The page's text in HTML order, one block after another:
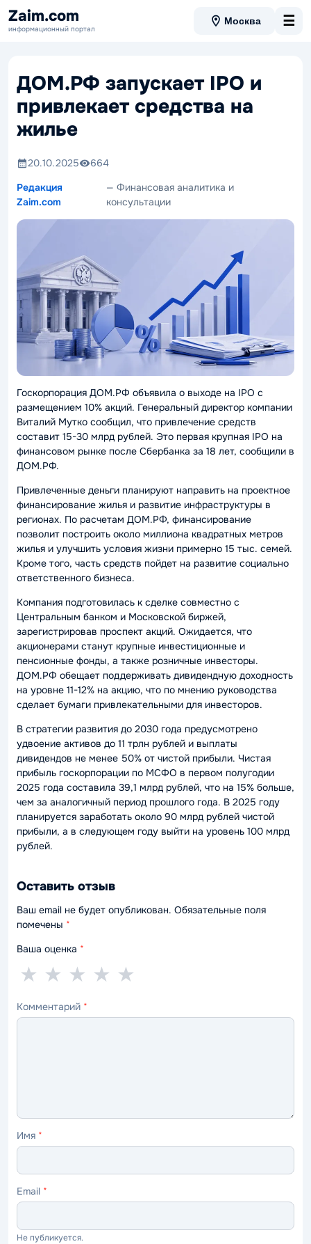
Zaim.com
информационный портал
Москва ☰
ДОМ.РФ запускает IPO и
привлекает средства на
жилье
20.10.2025
664
Редакция
Zaim.com
— Финансовая аналитика и
консультации
Госкорпорация ДОМ.РФ объявила о выходе на IPO с
размещением 10% акций. Генеральный директор компании
Виталий Мутко сообщил, что привлечение средств
составит 15-30 млрд рублей. Это первая крупная IPO на
финансовом рынке после Сбербанка за 18 лет, сообщили в
ДОМ.РФ.
Привлеченные деньги планируют направить на проектное
финансирование жилья и развитие инфраструктуры в
регионах. По расчетам ДОМ.РФ, финансирование
позволит построить около миллиона квадратных метров
жилья и улучшить условия жизни примерно 15 тыс. семей.
Кроме того, часть средств пойдет на развитие социально
ответственного бизнеса.
Компания подготовилась к сделке совместно с
Центральным банком и Московской биржей,
зарегистрировав проспект акций. Ожидается, что
акционерами станут крупные инвестиционные и
пенсионные фонды, а также розничные инвесторы.
ДОМ.РФ обещает поддерживать дивидендную доходность
на уровне 11-12% на акцию, что по мнению руководства
сделает бумаги привлекательными для инвесторов.
В стратегии развития до 2030 года предусмотрено
удвоение активов до 11 трлн рублей и выплаты
дивидендов не менее 50% от чистой прибыли. Чистая
прибыль госкорпорации по МСФО в первом полугодии
2025 года составила 39,1 млрд рублей, что на 15% больше,
чем за аналогичный период прошлого года. В 2025 году
планируется заработать около 90 млрд рублей чистой
прибыли, а в следующем году выйти на уровень 100 млрд
рублей.
Оставить отзыв
Ваш email не будет опубликован. Обязательные поля
помечены *
Ваша оценка *
5
—
★
4
—
★
3
—
★
2
—
★
1
—
★
Комментарий *
Имя *
Email *
Не публикуется.